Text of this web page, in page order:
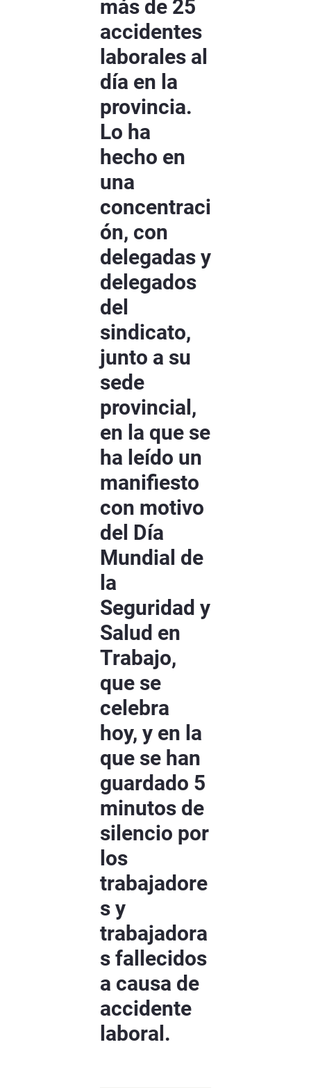
más de 25
accidentes
laborales al
día en la
provincia.
Lo ha
hecho en
una
concentraci
ón, con
delegadas y
delegados
del
sindicato,
junto a su
sede
provincial,
en la que se
ha leído un
manifiesto
con motivo
del Día
Mundial de
la
Seguridad y
Salud en
Trabajo,
que se
celebra
hoy, y en la
que se han
guardado 5
minutos de
silencio por
los
trabajadore
s y
trabajadora
s fallecidos
a causa de
accidente
laboral.